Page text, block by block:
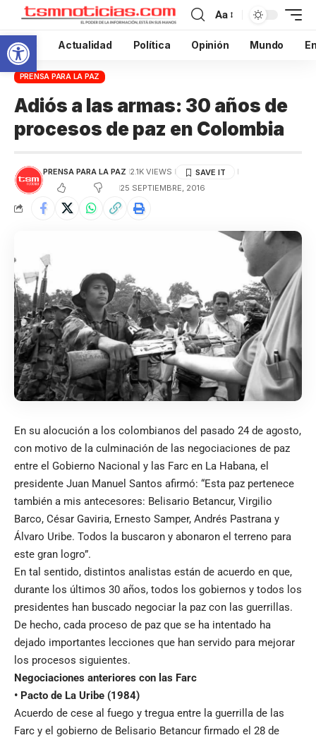
Abrir barra de herramientas
Aa
Inicio Actualidad Política Opinión Mundo
PRENSA PARA LA PAZ
Adiós a las armas: 30 años de
procesos de paz en Colombia
PRENSA PARA LA PAZ 2.1K VIEWS
25 SEPTIEMBRE, 2016
En su alocución a los colombianos del pasado 24 de agosto,
con motivo de la culminación de las negociaciones de paz
entre el Gobierno Nacional y las Farc en La Habana, el
presidente Juan Manuel Santos afirmó: “Esta paz pertenece
también a mis antecesores: Belisario Betancur, Virgilio
Barco, César Gaviria, Ernesto Samper, Andrés Pastrana y
Álvaro Uribe. Todos la buscaron y abonaron el terreno para
este gran logro”.
En tal sentido, distintos analistas están de acuerdo en que,
durante los últimos 30 años, todos los gobiernos y todos los
presidentes han buscado negociar la paz con las guerrillas.
De hecho, cada proceso de paz que se ha intentado ha
dejado importantes lecciones que han servido para mejorar
los procesos siguientes.
Negociaciones anteriores con las Farc
• Pacto de La Uribe (1984)
Acuerdo de cese al fuego y tregua entre la guerrilla de las
Farc y el gobierno de Belisario Betancur firmado el 28 de